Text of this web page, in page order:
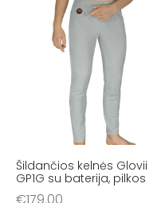
Šildančios kelnės Glovii
GP1G su baterija, pilkos